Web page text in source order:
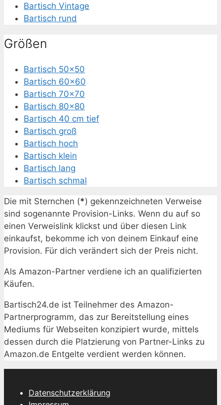
Bartisch Vintage
Bartisch rund
Größen
Bartisch 50×50
Bartisch 60×60
Bartisch 70×70
Bartisch 80×80
Bartisch 40 cm tief
Bartisch groß
Bartisch hoch
Bartisch klein
Bartisch lang
Bartisch schmal
Die mit Sternchen (*) gekennzeichneten Verweise
sind sogenannte Provision-Links. Wenn du auf so
einen Verweislink klickst und über diesen Link
einkaufst, bekomme ich von deinem Einkauf eine
Provision. Für dich verändert sich der Preis nicht.
Als Amazon-Partner verdiene ich an qualifizierten
Käufen.
Bartisch24.de ist Teilnehmer des Amazon-
Partnerprogramm, das zur Bereitstellung eines
Mediums für Webseiten konzipiert wurde, mittels
dessen durch die Platzierung von Partner-Links zu
Amazon.de Entgelte verdient werden können.
Datenschutzerklärung